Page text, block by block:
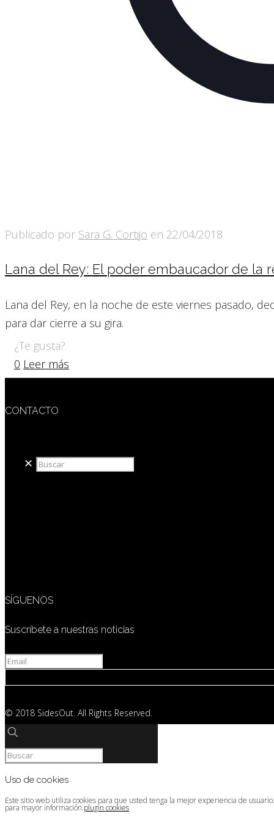
Publicado por Sara G. Cortijo en 22/04/2018
Lana del Rey: El poder embaucador de la
Lana del Rey, en la noche de este viernes pasado,
para dar cierre a su gira.
¿Te gusta?
0 Leer más
CONTACTO
✕
SÍGUENOS
Suscríbete a nuestras noticias
© 2018 SidesOut. All Rights Reserved.
Uso de cookies
Este sitio web utiliza cookies para que usted tenga la mejor experiencia de
para mayor información.plugin cookies